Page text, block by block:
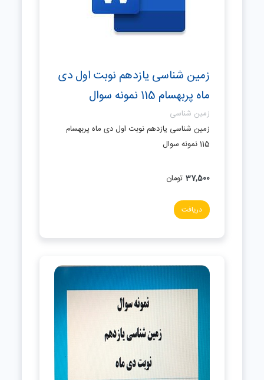
زمین شناسی یازدهم نوبت اول دی
ماه پربهسام 115 نمونه سوال
زمین شناسی
زمین شناسی یازدهم نوبت اول دی ماه پربهسام
115 نمونه سوال
37,500 تومان
دریافت